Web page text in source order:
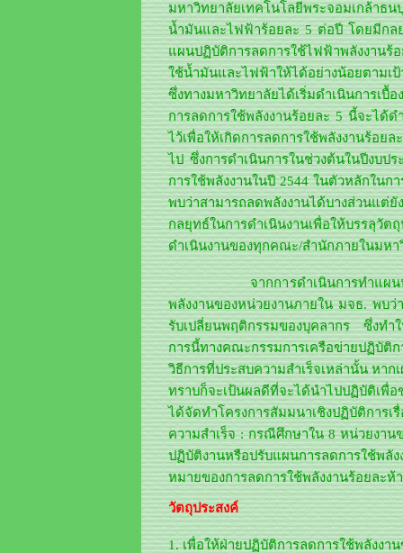
มหาวิทยาลัยเทคโนโลยีพระจอมเกล้า
น้ำมันและไฟฟ้าร้อยละ 5 ต่อปี โดยมีก
แผนปฏิบัติการลดการใช้ไฟฟ้าพลังงานร้
ใช้น้ำมันและไฟฟ้าให้ได้อย่างน้อยตามเ
ซึ่งทางมหาวิทยาลัยได้เริ่มดำเนินการเ
การลดการใช้พลังงานร้อยละ 5 นี้จะได้ด
ไว้เพื่อให้เกิดการลดการใช้พลังงานร้อย
ไป ซึ่งการดำเนินการในช่วงต้นในปีงบ
การใช้พลังงานในปี 2544 ในตัวหลักในก
พบว่าสามารถลดพลังงานได้บางส่วนแต่ยั
กลยุทธ์ในการดำเนินงานเพื่อให้บรรลุวัต
ดำเนินงานของทุกคณะ/สำนักภายในมหา
จากการดำเนินการทำแผนปฏิบัติง
พลังงานของหน่วยงานภายใน มจธ. พบว่
รับเปลี่ยนพฤติกรรมของบุคลากร ซึ่งทำ
การนี้ทางคณะกรรมการเครือข่ายปฏิบัติ
วิธีการที่ประสบความสำเร็จเหล่านั้น หา
ทราบก็จะเป้นผลดีที่จะได้นำไปปฏิบัติเพื่อ
ได้จัดทำโครงการสัมมนาเชิงปฏิบัติกา
ความสำเร็จ : กรณีศึกษาใน 8 หน่วยงาน
ปฏิบัติงานหรือปรับแผนการลดการใช้พลัง
หมายของการลดการใช้พลังงานร้อยละห้
วัตถุประสงค์
1. เพื่อให้ฝ่ายปฏิบัติการลดการใช้พลังง